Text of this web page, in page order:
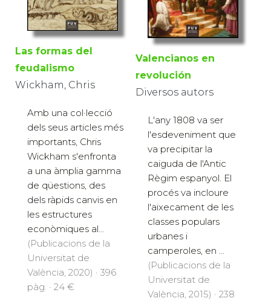
Las formas del
feudalismo
Wickham, Chris
Amb una col·lecció
dels seus articles més
importants, Chris
Wickham s'enfronta
a una àmplia gamma
de qüestions, des
dels ràpids canvis en
les estructures
econòmiques al...
(Publicacions de la
Universitat de
València, 2020) · 396
pàg. · 24 €
Valencianos en
revolución
Diversos autors
L'any 1808 va ser
l'esdeveniment que
va precipitar la
caiguda de l'Antic
Règim espanyol. El
procés va incloure
l'aixecament de les
classes populars
urbanes i
camperoles, en ...
(Publicacions de la
Universitat de
València, 2015) · 238